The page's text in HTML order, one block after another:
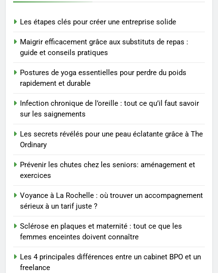
exercices
BIEN ÊTRE
Voyance à La Rochelle : où
trouver un accompagnement
BIEN ÊTRE
Sclérose en plaques et
maternité : tout ce que les
femmes enceintes doivent
SANTÉ
ENTREPRISE
2
Maigrir efficacement grâce aux
conseils pratiques
BIEN ÊTRE
Les étapes clés pour créer une entreprise solide
Maigrir efficacement grâce aux substituts de repas :
guide et conseils pratiques
Postures de yoga essentielles pour perdre du poids
rapidement et durable
Infection chronique de l’oreille : tout ce qu’il faut savoir
sur les saignements
Les secrets révélés pour une peau éclatante grâce à The
Ordinary
Prévenir les chutes chez les seniors: aménagement et
exercices
Voyance à La Rochelle : où trouver un accompagnement
sérieux à un tarif juste ?
Sclérose en plaques et maternité : tout ce que les
femmes enceintes doivent connaître
Les 4 principales différences entre un cabinet BPO et un
freelance